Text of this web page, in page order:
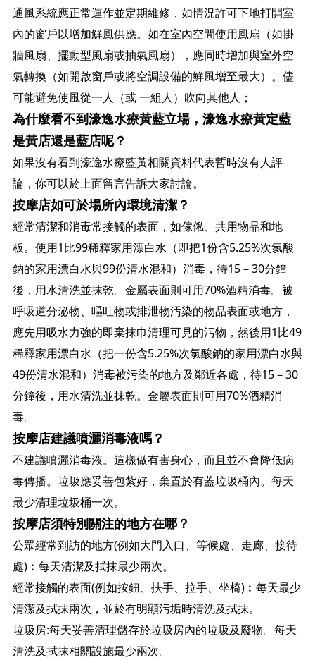
通風系統應正常運作並定期維修，如情況許可下地打開室
內的窗戶以增加鮮風供應。如在室內空間使用風扇（如掛
牆風扇、擺動型風扇或抽氣風扇），應同時增加與室外空
氣轉換（如開啟窗戶或將空調設備的鮮風增至最大）。儘
可能避免使風從一人（或 一組人）吹向其他人；
為什麼看不到濠逸水療黃藍立場，濠逸水療黃定藍
是黃店還是藍店呢？
如果沒有看到濠逸水療藍黃相關資料代表暫時沒有人評
論，你可以於上面留言告訴大家討論。
按摩店如可於場所內環境清潔？
經常清潔和消毒常接觸的表面，如傢俬、共用物品和地
板。使用1比99稀釋家用漂白水（即把1份含5.25%次氯酸
鈉的家用漂白水與99份清水混和）消毒，待15－30分鐘
後，用水清洗並抹乾。金屬表面則可用70%酒精消毒。被
呼吸道分泌物、嘔吐物或排泄物汚染的物品表面或地方，
應先用吸水力強的即棄抹巾清理可見的污物，然後用1比49
稀釋家用漂白水（把一份含5.25%次氯酸鈉的家用漂白水與
49份清水混和）消毒被污染的地方及鄰近各處，待15－30
分鐘後，用水清洗並抹乾。金屬表面則可用70%酒精消
毒。
按摩店建議噴灑消毒液嗎？
不建議噴灑消毒液。這樣做有害身心，而且並不會降低病
毒傳播。垃圾應妥善包紮好，棄置於有蓋垃圾桶內。每天
最少清理垃圾桶一次。
按摩店須特別關注的地方在哪？
公眾經常到訪的地方(例如大門入口、等候處、走廊、接待
處)︰每天清潔及拭抹最少兩次。
經常接觸的表面(例如按鈕、扶手、拉手、坐椅)︰每天最少
清潔及拭抹兩次，並於有明顯污垢時清洗及拭抹。
垃圾房:每天妥善清理儲存於垃圾房內的垃圾及廢物。每天
清洗及拭抹相關設施最少兩次。